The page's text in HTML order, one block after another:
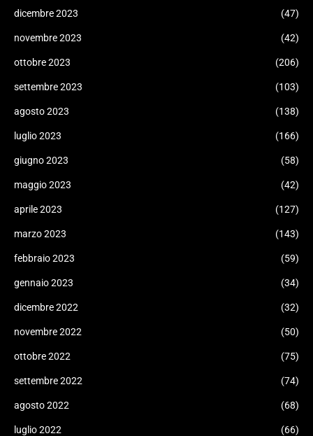
dicembre 2023 (47)
novembre 2023 (42)
ottobre 2023 (206)
settembre 2023 (103)
agosto 2023 (138)
luglio 2023 (166)
giugno 2023 (58)
maggio 2023 (42)
aprile 2023 (127)
marzo 2023 (143)
febbraio 2023 (59)
gennaio 2023 (34)
dicembre 2022 (32)
novembre 2022 (50)
ottobre 2022 (75)
settembre 2022 (74)
agosto 2022 (68)
luglio 2022 (66)